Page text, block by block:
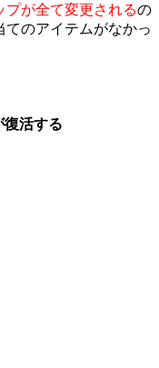
プが全て変更されるの
のアイテムがなかっ
復活する